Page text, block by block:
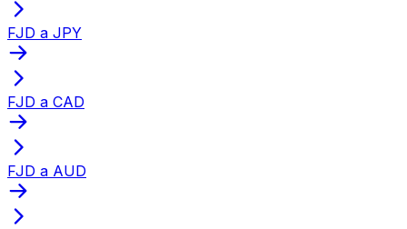
FJD a JPY
FJD a CAD
FJD a AUD